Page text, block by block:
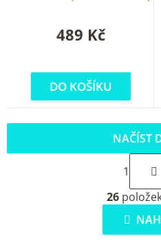
489 Kč
DO KOŠÍKU
v
l
á
NAČÍST
S
t
r
á
1
26